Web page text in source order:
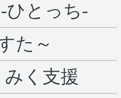
-ひとっち-
た～
みく支援